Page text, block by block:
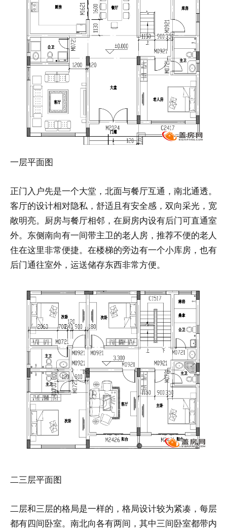
一层平面图
正门入户先是一个大堂，北面与餐厅互通，南北通透。
客厅的设计相对隐私，舒适且有安全感，双向采光，宽
敞明亮。厨房与餐厅相邻，在厨房内设有后门可直通室
外。东侧南向有一间带主卫的老人房，推荐不便的老人
住在这里非常便捷。在楼梯的旁边有一个小库房，也有
后门通往室外，运送储存东西非常方便。
二三层平面图
二层和三层的格局是一样的，格局设计较为紧凑，每层
都有四间卧室。南北向各有两间，其中三间卧室都带内